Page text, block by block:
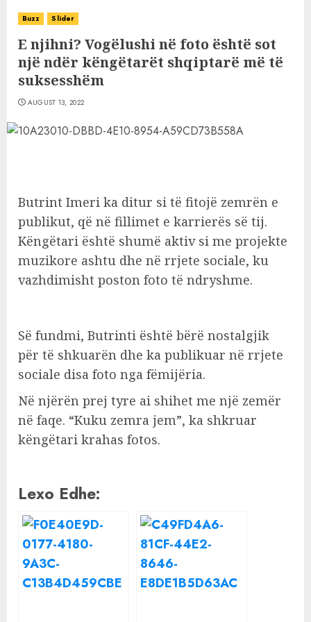
Buzz Slider
E njihni? Vogëlushi në foto është sot
një ndër këngëtarët shqiptarë më të
suksesshëm
AUGUST 13, 2022
Butrint Imeri ka ditur si të fitojë zemrën e
publikut, që në fillimet e karrierës së tij.
Këngëtari është shumë aktiv si me projekte
muzikore ashtu dhe në rrjete sociale, ku
vazhdimisht poston foto të ndryshme.
Së fundmi, Butrinti është bërë nostalgjik
për të shkuarën dhe ka publikuar në rrjete
sociale disa foto nga fëmijëria.
Në njërën prej tyre ai shihet me një zemër
në faqe. “Kuku zemra jem”, ka shkruar
këngëtari krahas fotos.
Lexo Edhe: